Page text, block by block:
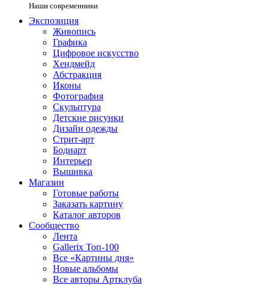
Наши современники
Экспозиция
Живопись
Графика
Цифровое искусство
Хендмейд
Абстракция
Иконы
Фотография
Скульптура
Детские рисунки
Дизайн одежды
Стрит-арт
Бодиарт
Интерьер
Вышивка
Магазин
Готовые работы
Заказать картину
Каталог авторов
Сообщество
Лента
Gallerix Топ-100
Все «Картины дня»
Новые альбомы
Все авторы Артклуба